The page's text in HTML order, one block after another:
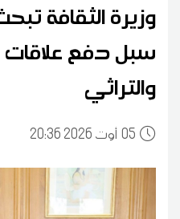
وزيرة الثقافة
سبل دفع علاقات
والتراثي
0520:36 2026 أوت